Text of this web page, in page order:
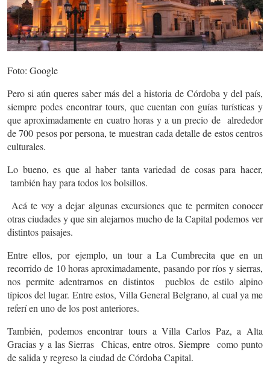
Foto: Google
Pero si aún queres saber más del a historia de Córdoba y del país,
siempre podes encontrar tours, que cuentan con guías turísticas y
que aproximadamente en cuatro horas y a un precio de alrededor
de 700 pesos por persona, te muestran cada detalle de estos centros
culturales.
Lo bueno, es que al haber tanta variedad de cosas para hacer,
también hay para todos los bolsillos.
Acá te voy a dejar algunas excursiones que te permiten conocer
otras ciudades y que sin alejarnos mucho de la Capital podemos ver
distintos paisajes.
Entre ellos, por ejemplo, un tour a La Cumbrecita que en un
recorrido de 10 horas aproximadamente, pasando por ríos y sierras,
nos permite adentrarnos en distintos pueblos de estilo alpino
típicos del lugar. Entre estos, Villa General Belgrano, al cual ya me
referí en uno de los post anteriores.
También, podemos encontrar tours a Villa Carlos Paz, a Alta
Gracias y a las Sierras Chicas, entre otros. Siempre como punto
de salida y regreso la ciudad de Córdoba Capital.